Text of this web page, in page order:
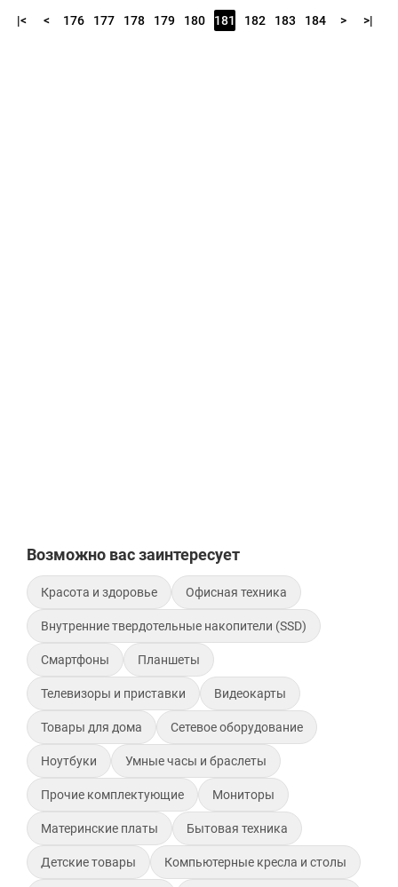
|< < 176 177 178 179 180 181 182 183 184 > >|
Возможно вас заинтересует
Красота и здоровье Офисная техника
Внутренние твердотельные накопители (SSD)
Смартфоны Планшеты
Телевизоры и приставки Видеокарты
Товары для дома Сетевое оборудование
Ноутбуки Умные часы и браслеты
Прочие комплектующие Мониторы
Материнские платы Бытовая техника
Детские товары Компьютерные кресла и столы